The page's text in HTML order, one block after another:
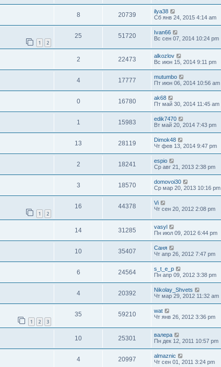
8 20739
ilya38
Сб янв 24, 2015 4:14 am
1 2
25 51720
Ivan66
Вс сен 07, 2014 10:24 pm
2 22473
alkozlov
Вс июн 15, 2014 9:11 pm
4 17777
mutumbo
Пт июн 06, 2014 10:56 am
0 16780
ak68
Пт май 30, 2014 11:45 am
1 15983
edik7470
Вт май 20, 2014 7:43 pm
13 28119
Dimok48
Чт фев 13, 2014 9:47 pm
2 18241
espio
Ср авг 21, 2013 2:38 pm
3 18570
domovoi30
Ср мар 20, 2013 10:16 pm
1 2
16 44378
Vi
Чт сен 20, 2012 2:08 pm
14 31285
vasyl
Пн июл 09, 2012 6:44 pm
10 35407
Саня
Чт апр 26, 2012 7:47 pm
6 24564
s_t_e_p
Пн апр 09, 2012 3:38 pm
4 20392
Nikolay_Shvets
Чт мар 29, 2012 11:32 am
1 2 3
35 59210
wat
Чт янв 26, 2012 3:36 pm
10 25301
валера
Пн дек 12, 2011 10:57 pm
4 20997
almaznic
Чт сен 01, 2011 3:24 pm